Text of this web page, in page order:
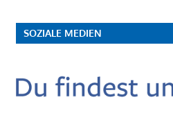
SOZIALE MEDIEN